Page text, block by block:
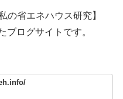
の省エネハウス研究】
ブログサイトです。